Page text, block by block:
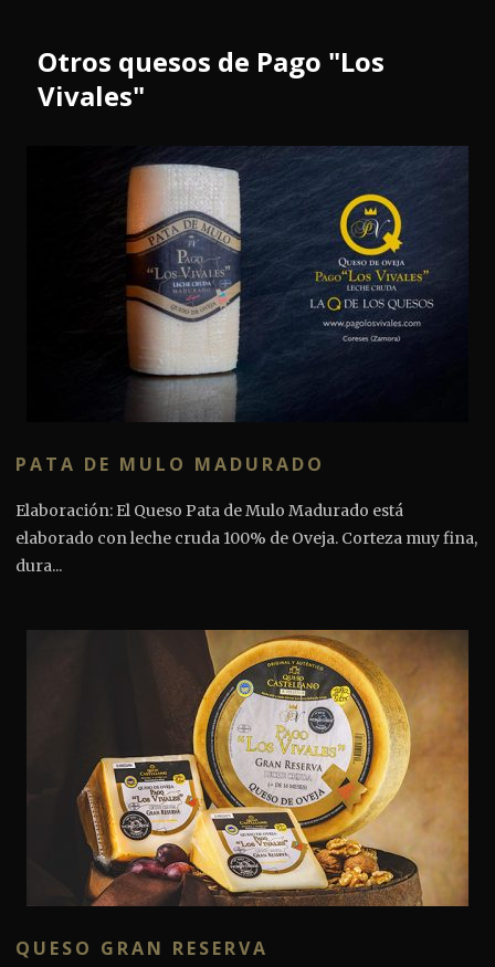
Otros quesos de Pago "Los
Vivales"
PATA DE MULO MADURADO
Elaboración: El Queso Pata de Mulo Madurado está
elaborado con leche cruda 100% de Oveja. Corteza muy fina,
dura...
QUESO GRAN RESERVA